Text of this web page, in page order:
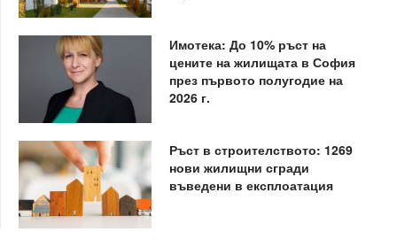
Имотека: До 10% ръст на
цените на жилищата в София
през първото полугодие на
2026 г.
Ръст в строителството: 1269
нови жилищни сгради
въведени в експлоатация